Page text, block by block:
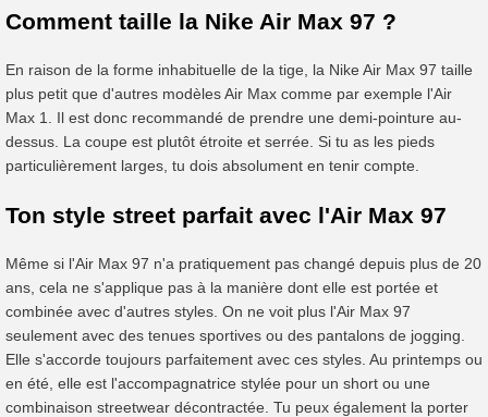
Comment taille la Nike Air Max 97 ?
En raison de la forme inhabituelle de la tige, la Nike Air Max 97 taille
plus petit que d'autres modèles Air Max comme par exemple l'Air
Max 1. Il est donc recommandé de prendre une demi-pointure au-
dessus. La coupe est plutôt étroite et serrée. Si tu as les pieds
particulièrement larges, tu dois absolument en tenir compte.
Ton style street parfait avec l'Air Max 97
Même si l'Air Max 97 n'a pratiquement pas changé depuis plus de 20
ans, cela ne s'applique pas à la manière dont elle est portée et
combinée avec d'autres styles. On ne voit plus l'Air Max 97
seulement avec des tenues sportives ou des pantalons de jogging.
Elle s'accorde toujours parfaitement avec ces styles. Au printemps ou
en été, elle est l'accompagnatrice stylée pour un short ou une
combinaison streetwear décontractée. Tu peux également la porter